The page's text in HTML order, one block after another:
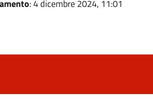
: 4 dicembre 2024, 11:01